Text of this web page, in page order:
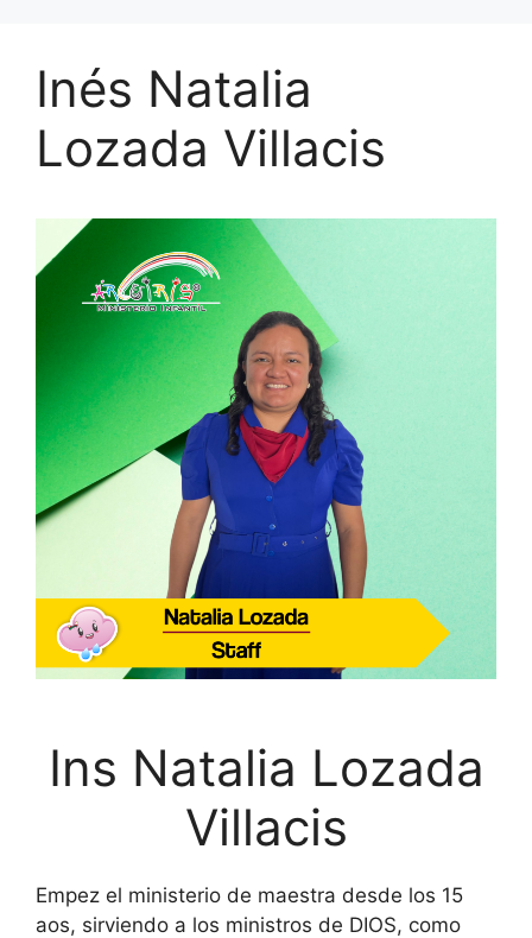
Inés Natalia
Lozada Villacis
Ins Natalia Lozada
Villacis
Empez el ministerio de maestra desde los 15
aos, sirviendo a los ministros de DIOS, como